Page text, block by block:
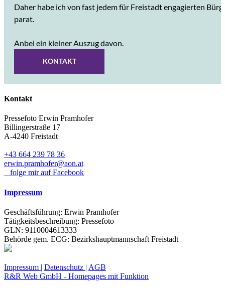
Daher habe ich von fast jedem für Freistadt engagierten
parat.
Anbei ein kleiner Auszug davon.
KONTAKT
Kontakt
Pressefoto Erwin Pramhofer
Billingerstraße 17
A-4240 Freistadt
+43 664 239 78 36
erwin.pramhofer@aon.at
folge mir auf Facebook
Impressum
Geschäftsführung: Erwin Pramhofer
Tätigkeitsbeschreibung: Pressefoto
GLN: 9110004613333
Behörde gem. ECG: Bezirkshauptmannschaft Freistadt
Impressum | Datenschutz | AGB
R&R Web GmbH - Homepages mit Funktion